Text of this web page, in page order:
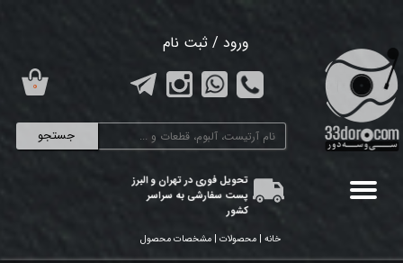
جستجو
ورود / ثبت نام
تغییر گذر واژه
سفارشات
تحویل فوری در تهران و البرز
پست سفارشی به سراسر
کشور
۰
خانه | محصولات | مشخصات محصول